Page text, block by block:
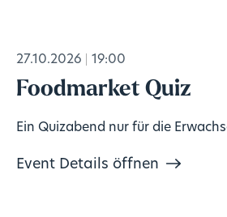
27.10.2026 19:00
Foodmarket Quiz
Ein Quizabend nur für die
Event Details öffnen